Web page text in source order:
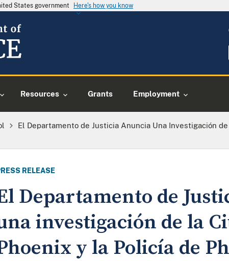
States government Here's how you know
Resources Grants Employment
El Departamento de Justicia Anuncia Una Investigación
RELEASE
Departamento de
investigación de la
y la Policía de